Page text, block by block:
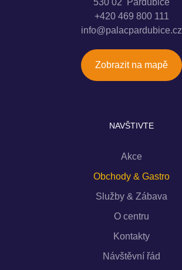
+420 469 800 111
info@palacpardubice.cz
Zobrazit na mapě
NAVŠTIVTE
Akce
Obchody & Gastro
Služby & Zábava
O centru
Kontakty
Návštěvní řád